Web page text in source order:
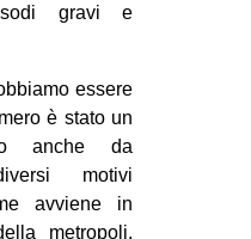
gravi e
essere
è stato un
anche da
motivi
avviene in
metropoli.